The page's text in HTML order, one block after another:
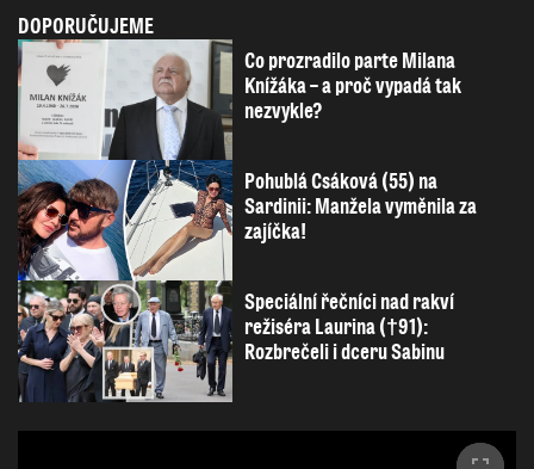
DOPORUČUJEME
Co prozradilo parte Milana
Knížáka – a proč vypadá tak
nezvykle?
Pohublá Csáková (55) na
Sardinii: Manžela vyměnila za
zajíčka!
Speciální řečníci nad rakví
režiséra Laurina (†91):
Rozbrečeli i dceru Sabinu